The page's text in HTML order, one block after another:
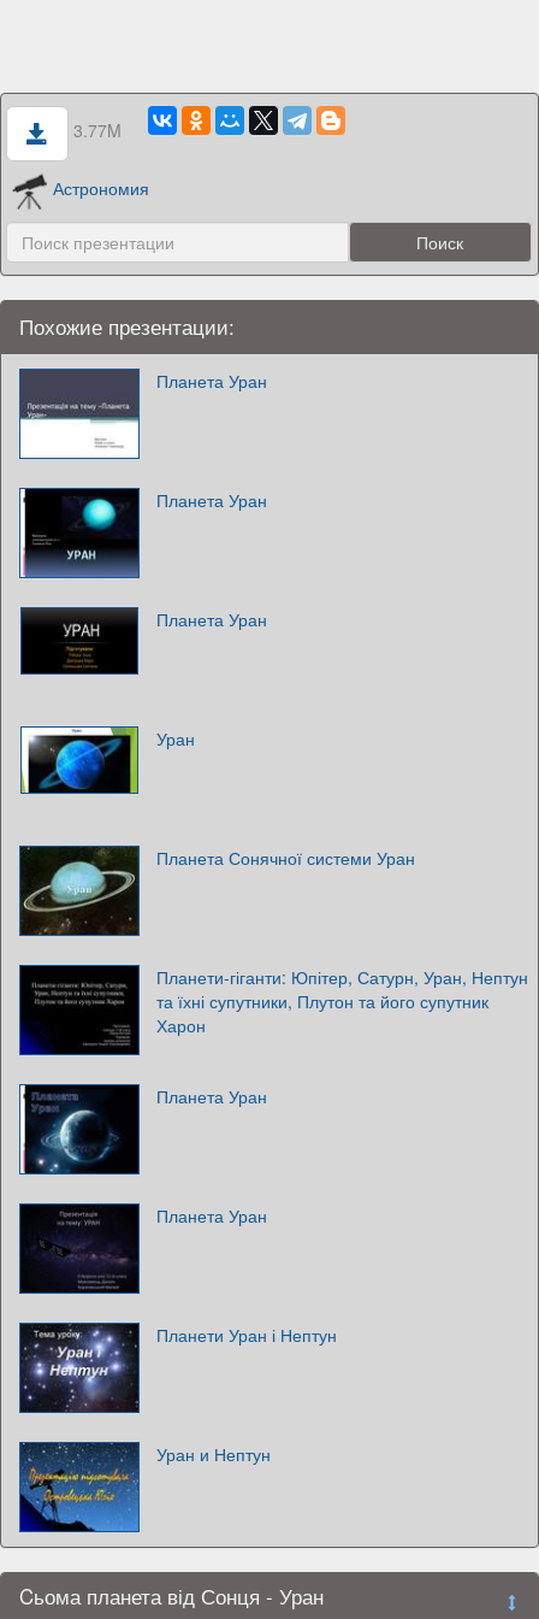
3.77M
Астрономия
Похожие презентации:
Планета Уран
Планета Уран
Планета Уран
Уран
Планета Сонячної системи Уран
Планети-гіганти: Юпітер, Сатурн, Уран, Нептун
та їхні супутники, Плутон та його супутник
Харон
Планета Уран
Планета Уран
Планети Уран і Нептун
Уран и Нептун
Cьома планета від Сонця - Уран